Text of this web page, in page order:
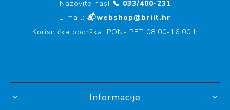
Nazovite nas! 📞 033/400-231
E-mail: 📬webshop@briit.hr
Korisnička podrška: PON- PET 08:00-16:00 h
Informacije